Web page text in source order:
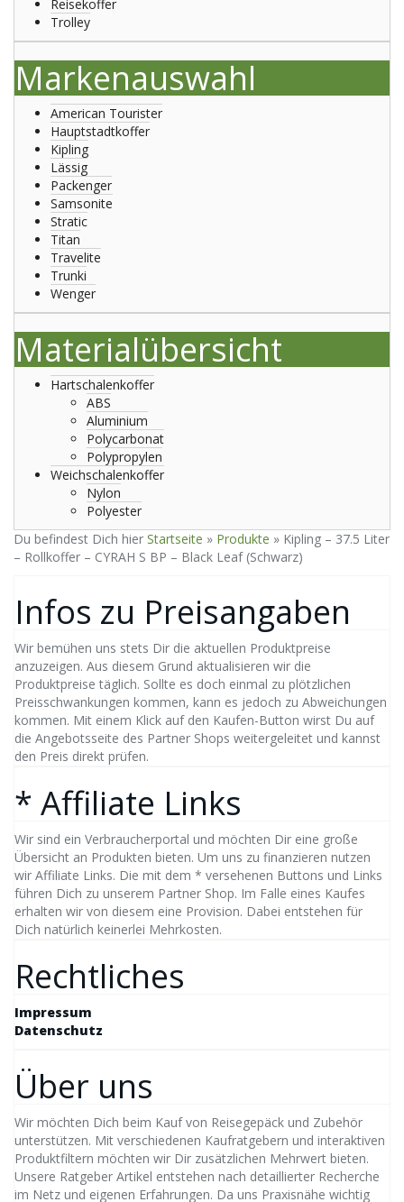
Reisekoffer
Trolley
Markenauswahl
American Tourister
Hauptstadtkoffer
Kipling
Lässig
Packenger
Samsonite
Stratic
Titan
Travelite
Trunki
Wenger
Materialübersicht
Hartschalenkoffer
ABS
Aluminium
Polycarbonat
Polypropylen
Weichschalenkoffer
Nylon
Polyester
Du befindest Dich hier Startseite » Produkte » Kipling – 37.5 Liter
– Rollkoffer – CYRAH S BP – Black Leaf (Schwarz)
Infos zu Preisangaben
Wir bemühen uns stets Dir die aktuellen Produktpreise
anzuzeigen. Aus diesem Grund aktualisieren wir die
Produktpreise täglich. Sollte es doch einmal zu plötzlichen
Preisschwankungen kommen, kann es jedoch zu Abweichungen
kommen. Mit einem Klick auf den Kaufen-Button wirst Du auf
die Angebotsseite des Partner Shops weitergeleitet und kannst
den Preis direkt prüfen.
* Affiliate Links
Wir sind ein Verbraucherportal und möchten Dir eine große
Übersicht an Produkten bieten. Um uns zu finanzieren nutzen
wir Affiliate Links. Die mit dem * versehenen Buttons und Links
führen Dich zu unserem Partner Shop. Im Falle eines Kaufes
erhalten wir von diesem eine Provision. Dabei entstehen für
Dich natürlich keinerlei Mehrkosten.
Rechtliches
Impressum
Datenschutz
Über uns
Wir möchten Dich beim Kauf von Reisegepäck und Zubehör
unterstützen. Mit verschiedenen Kaufratgebern und interaktiven
Produktfiltern möchten wir Dir zusätzlichen Mehrwert bieten.
Unsere Ratgeber Artikel entstehen nach detaillierter Recherche
im Netz und eigenen Erfahrungen. Da uns Praxisnähe wichtig